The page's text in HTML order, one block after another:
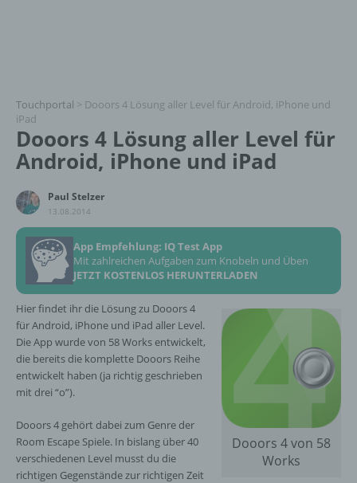
Touchportal > Dooors 4 Lösung aller Level für Android, iPhone und
iPad
Dooors 4 Lösung aller Level für
Android, iPhone und iPad
Paul Stelzer
13.08.2014
App Empfehlung: IQ Test App
Mit zahlreichen Aufgaben zum Knobeln und Üben
JETZT KOSTENLOS HERUNTERLADEN
Dooors 4 von 58
Works
Hier findet ihr die Lösung zu Dooors 4
für Android, iPhone und iPad aller Level.
Die App wurde von 58 Works entwickelt,
die bereits die komplette Dooors Reihe
entwickelt haben (ja richtig geschrieben
mit drei “o”).
Dooors 4 gehört dabei zum Genre der
Room Escape Spiele. In bislang über 40
verschiedenen Level musst du die
richtigen Gegenstände zur richtigen Zeit